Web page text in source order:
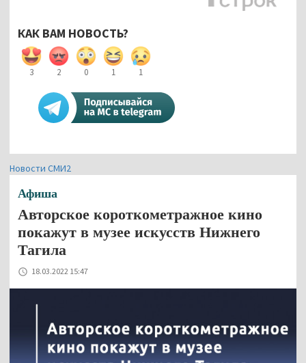
КАК ВАМ НОВОСТЬ?
3 2 0 1 1
Новости СМИ2
Афиша
Авторское короткометражное кино
покажут в музее искусств Нижнего
Тагила
18.03.2022 15:47